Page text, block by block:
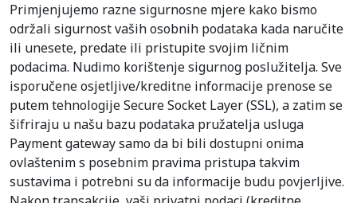
Primjenjujemo razne sigurnosne mjere kako bismo
održali sigurnost vaših osobnih podataka kada naručite
ili unesete, predate ili pristupite svojim ličnim
podacima. Nudimo korištenje sigurnog poslužitelja. Sve
isporučene osjetljive/kreditne informacije prenose se
putem tehnologije Secure Socket Layer (SSL), a zatim se
šifriraju u našu bazu podataka pružatelja usluga
Payment gateway samo da bi bili dostupni onima
ovlaštenim s posebnim pravima pristupa takvim
sustavima i potrebni su da informacije budu povjerljive.